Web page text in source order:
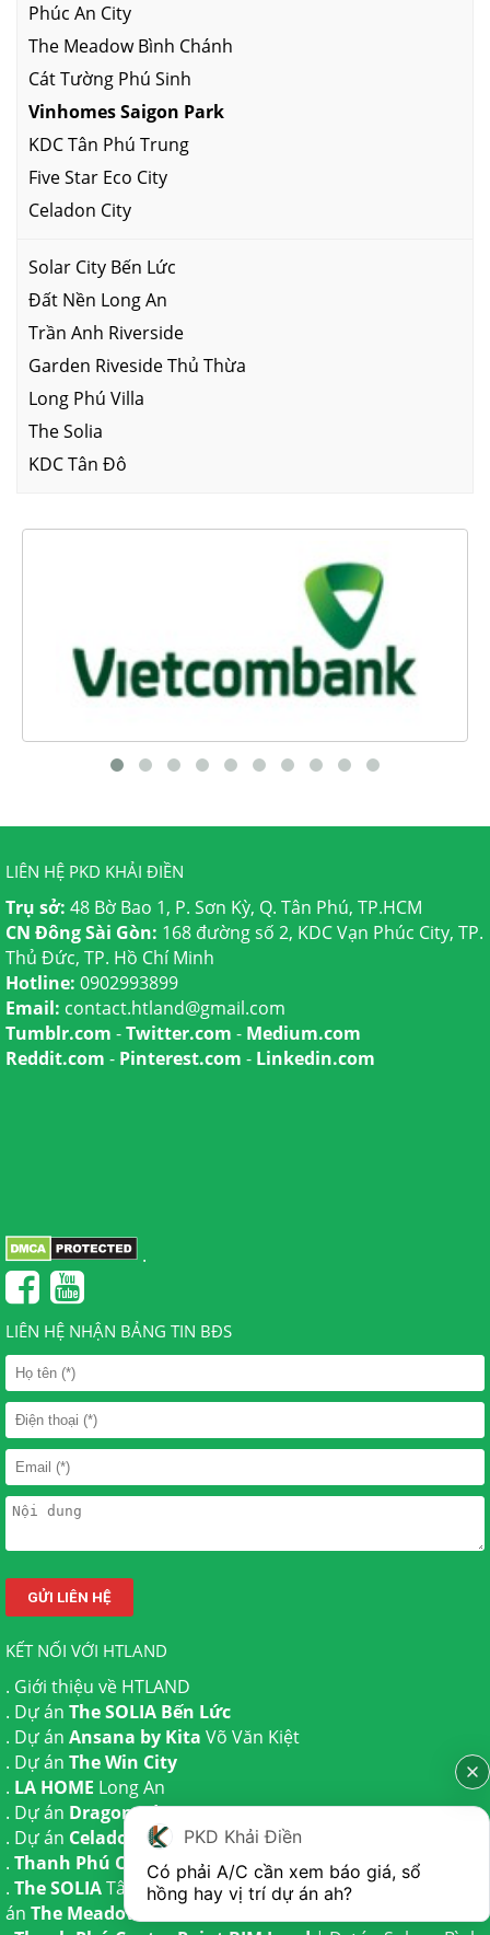
Phúc An City
The Meadow Bình Chánh
Cát Tường Phú Sinh
Vinhomes Saigon Park
KDC Tân Phú Trung
Five Star Eco City
Celadon City
Solar City Bến Lức
Đất Nền Long An
Trần Anh Riverside
Garden Riveside Thủ Thừa
Long Phú Villa
The Solia
KDC Tân Đô
LIÊN HỆ PKD KHẢI ĐIỀN
Trụ sở: 48 Bờ Bao 1, P. Sơn Kỳ, Q. Tân Phú, TP.HCM
CN Đông Sài Gòn: 168 đường số 2, KDC Vạn Phúc City, TP.
Thủ Đức, TP. Hồ Chí Minh
Hotline: 0902993899
Email: contact.htland@gmail.com
Tumblr.com -Twitter.com - Medium.com
Reddit.com - Pinterest.com - Linkedin.com
.
LIÊN HỆ NHẬN BẢNG TIN BĐS
KẾT NỐI VỚI HTLAND
. Giới thiệu về HTLAND
. Dự án The SOLIA Bến Lức
. Dự án Ansana by Kita Võ Văn Kiệt
. Dự án The Win City
. LA HOME Long An
. Dự án Dragon Eden Long An
. Dự án Celadon City
Tân Phú
. Thanh Phú Centre PointBến Lức
. The SOLIATây Ninh | Dự ánThe AGULATrần Anh và Dự
án The Meadow
PKD Khải Điền
Có phải A/C cần xem báo giá, sổ
hồng hay vị trí dự án ah?